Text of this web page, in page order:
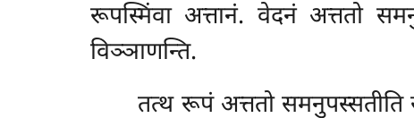
रूपस्मिंवा अत्तानं. वेदनं अत्ततो
विञ्ञाणन्ति.
तत्थ रूपं अत्ततो समनुपस्सतीति